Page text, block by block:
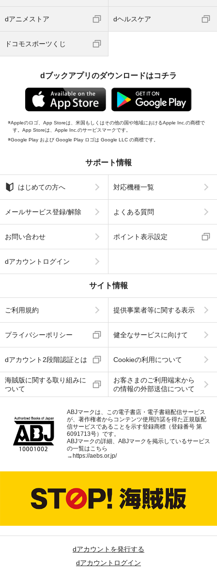
dアニメストア dヘルスケア
ドコモスポーツくじ
dブックアプリのダウンロードはコチラ
Appleのロゴ、App Storeは、米国もしくはその他の国や地域におけるApple Inc.の商標で
す。App Storeは、Apple Inc.のサービスマークです。
Google Play および Google Play ロゴは Google LLC の商標です。
サポート情報
はじめての方へ 対応機種一覧
メールサービス登録/解除 よくある質問
お問い合わせ ポイント表示設定
dアカウントログイン
サイト情報
ご利用規約 提供事業者等に関する表示
プライバシーポリシー 健全なサービスに向けて
dアカウント2段階認証とは Cookieの利用について
海賊版に関する取り組みに
ついて
お客さまのご利用端末から
の情報の外部送信について
ABJマークは、この電子書店・電子書籍配信サービス
が、著作権者からコンテンツ使用許諾を得た正規版配
信サービスであることを示す登録商標（登録番号 第
6091713号）です。
ABJマークの詳細、ABJマークを掲示しているサービス
の一覧はこちら
→ https://aebs.or.jp/
dアカウントを発行する
dアカウントログイン